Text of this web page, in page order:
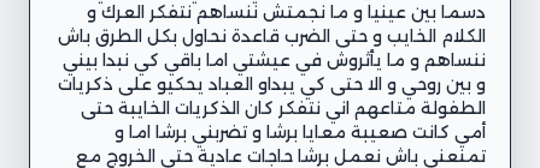
دسما بين عينيا و ما نجمتش ننساهم نتفكر العرك و
الكلام الخايب و حتى الضرب قاعدة نحاول بكل الطرق باش
ننساهم و ما يأثروش في عيشتي اما باقي كي نبدا بيني
و بين روحي و الا حتى كي يبداو العباد يحكيو على ذكريات
الطفولة متاعهم اني نتفكر كان الذكريات الخايبة حتى
أمي كانت صعيبة معايا برشا و تضربني برشا اما و
تمنعني باش نعمل برشا حاجات عادية حتى الخروج مع